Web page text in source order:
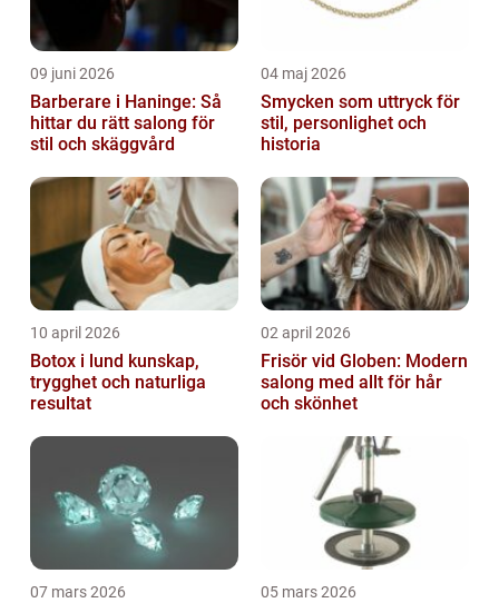
09 juni 2026
Barberare i Haninge: Så
hittar du rätt salong för
stil och skäggvård
04 maj 2026
Smycken som uttryck för
stil, personlighet och
historia
10 april 2026
Botox i lund kunskap,
trygghet och naturliga
resultat
02 april 2026
Frisör vid Globen: Modern
salong med allt för hår
och skönhet
07 mars 2026 05 mars 2026